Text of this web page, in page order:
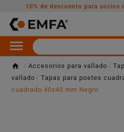
10% de descuento para socios
Accesorios para vallado
vallado
Tapas para postes
cuadrado 40x40 mm Negro